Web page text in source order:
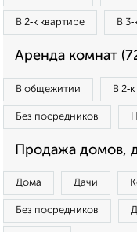
В 2‑к квартире В
Аренда комнат
В общежитии В
Без посредников
Продажа домов,
Дома Дачи
Без посредников